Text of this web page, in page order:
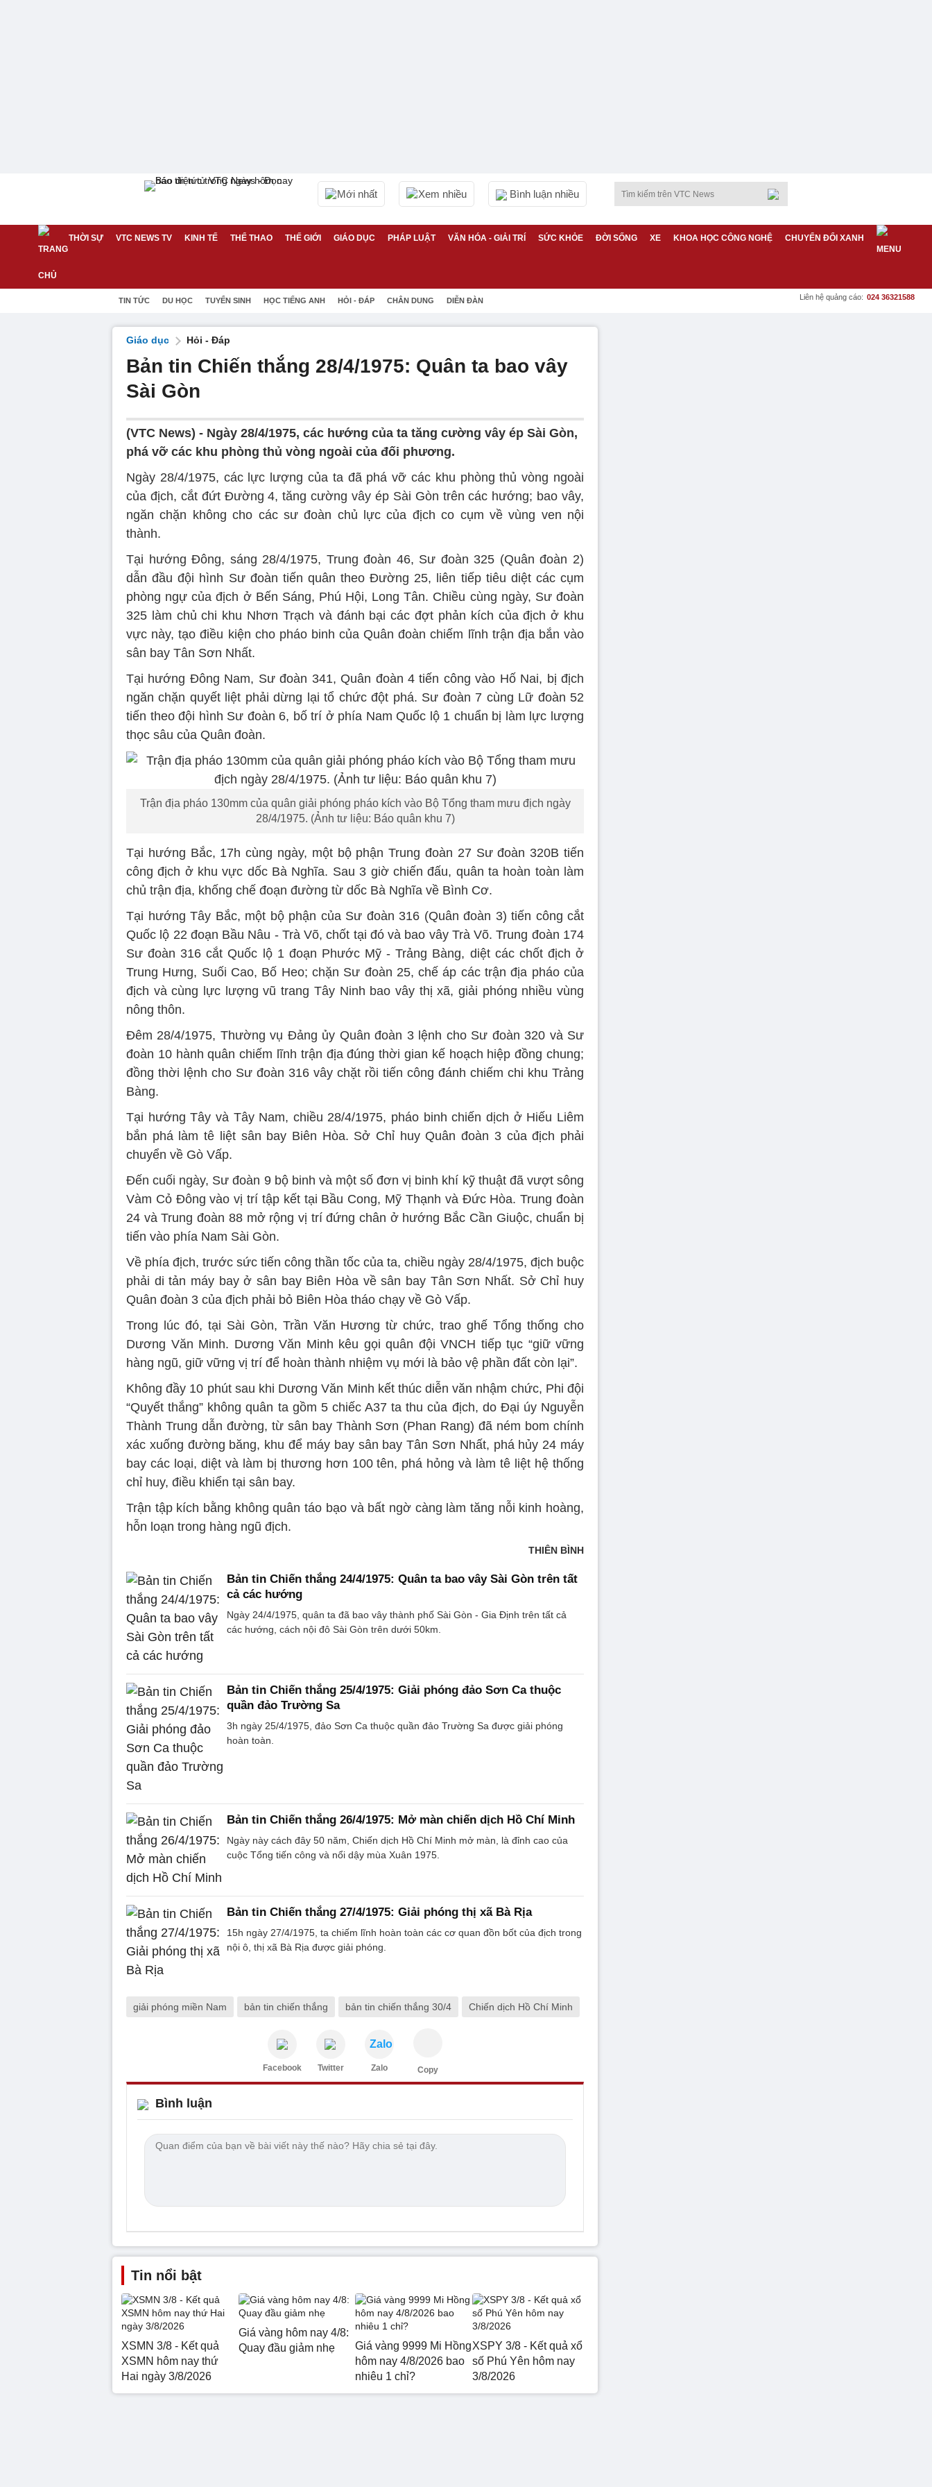
Mới nhất Xem nhiều Bình luận nhiều
THỜI SỰ VTC NEWS TV KINH TẾ THỂ THAO THẾ GIỚI GIÁO DỤC PHÁP LUẬT VĂN HÓA - GIẢI TRÍ SỨC KHỎE ĐỜI SỐNG XE KHOA HỌC CÔNG NGHỆ CHUYỂN ĐỔI XANH
TIN TỨC DU HỌC TUYỂN SINH HỌC TIẾNG ANH HỎI - ĐÁP CHÂN DUNG DIỄN ĐÀN Liên hệ quảng cáo: 024 36321588
Giáo dục Hỏi - Đáp
Bản tin Chiến thắng 28/4/1975: Quân ta bao vây
Sài Gòn
(VTC News) - Ngày 28/4/1975, các hướng của ta tăng cường vây ép Sài Gòn,
phá vỡ các khu phòng thủ vòng ngoài của đối phương.
Ngày 28/4/1975, các lực lượng của ta đã phá vỡ các khu phòng thủ vòng ngoài
của địch, cắt đứt Đường 4, tăng cường vây ép Sài Gòn trên các hướng; bao vây,
ngăn chặn không cho các sư đoàn chủ lực của địch co cụm về vùng ven nội
thành.
Tại hướng Đông, sáng 28/4/1975, Trung đoàn 46, Sư đoàn 325 (Quân đoàn 2)
dẫn đầu đội hình Sư đoàn tiến quân theo Đường 25, liên tiếp tiêu diệt các cụm
phòng ngự của địch ở Bến Sáng, Phú Hội, Long Tân. Chiều cùng ngày, Sư đoàn
325 làm chủ chi khu Nhơn Trạch và đánh bại các đợt phản kích của địch ở khu
vực này, tạo điều kiện cho pháo binh của Quân đoàn chiếm lĩnh trận địa bắn vào
sân bay Tân Sơn Nhất.
Tại hướng Đông Nam, Sư đoàn 341, Quân đoàn 4 tiến công vào Hố Nai, bị địch
ngăn chặn quyết liệt phải dừng lại tổ chức đột phá. Sư đoàn 7 cùng Lữ đoàn 52
tiến theo đội hình Sư đoàn 6, bố trí ở phía Nam Quốc lộ 1 chuẩn bị làm lực lượng
thọc sâu của Quân đoàn.
Trận địa pháo 130mm của quân giải phóng pháo kích vào Bộ Tổng tham mưu địch ngày
28/4/1975. (Ảnh tư liệu: Báo quân khu 7)
Tại hướng Bắc, 17h cùng ngày, một bộ phận Trung đoàn 27 Sư đoàn 320B tiến
công địch ở khu vực dốc Bà Nghĩa. Sau 3 giờ chiến đấu, quân ta hoàn toàn làm
chủ trận địa, khống chế đoạn đường từ dốc Bà Nghĩa về Bình Cơ.
Tại hướng Tây Bắc, một bộ phận của Sư đoàn 316 (Quân đoàn 3) tiến công cắt
Quốc lộ 22 đoạn Bầu Nâu - Trà Võ, chốt tại đó và bao vây Trà Võ. Trung đoàn 174
Sư đoàn 316 cắt Quốc lộ 1 đoạn Phước Mỹ - Trảng Bàng, diệt các chốt địch ở
Trung Hưng, Suối Cao, Bố Heo; chặn Sư đoàn 25, chế áp các trận địa pháo của
địch và cùng lực lượng vũ trang Tây Ninh bao vây thị xã, giải phóng nhiều vùng
nông thôn.
Đêm 28/4/1975, Thường vụ Đảng ủy Quân đoàn 3 lệnh cho Sư đoàn 320 và Sư
đoàn 10 hành quân chiếm lĩnh trận địa đúng thời gian kế hoạch hiệp đồng chung;
đồng thời lệnh cho Sư đoàn 316 vây chặt rồi tiến công đánh chiếm chi khu Trảng
Bàng.
Tại hướng Tây và Tây Nam, chiều 28/4/1975, pháo binh chiến dịch ở Hiếu Liêm
bắn phá làm tê liệt sân bay Biên Hòa. Sở Chỉ huy Quân đoàn 3 của địch phải
chuyển về Gò Vấp.
Đến cuối ngày, Sư đoàn 9 bộ binh và một số đơn vị binh khí kỹ thuật đã vượt sông
Vàm Cỏ Đông vào vị trí tập kết tại Bầu Cong, Mỹ Thạnh và Đức Hòa. Trung đoàn
24 và Trung đoàn 88 mở rộng vị trí đứng chân ở hướng Bắc Cần Giuộc, chuẩn bị
tiến vào phía Nam Sài Gòn.
Về phía địch, trước sức tiến công thần tốc của ta, chiều ngày 28/4/1975, địch buộc
phải di tản máy bay ở sân bay Biên Hòa về sân bay Tân Sơn Nhất. Sở Chỉ huy
Quân đoàn 3 của địch phải bỏ Biên Hòa tháo chạy về Gò Vấp.
Trong lúc đó, tại Sài Gòn, Trần Văn Hương từ chức, trao ghế Tổng thống cho
Dương Văn Minh. Dương Văn Minh kêu gọi quân đội VNCH tiếp tục “giữ vững
hàng ngũ, giữ vững vị trí để hoàn thành nhiệm vụ mới là bảo vệ phần đất còn lại”.
Không đầy 10 phút sau khi Dương Văn Minh kết thúc diễn văn nhậm chức, Phi đội
“Quyết thắng” không quân ta gồm 5 chiếc A37 ta thu của địch, do Đại úy Nguyễn
Thành Trung dẫn đường, từ sân bay Thành Sơn (Phan Rang) đã ném bom chính
xác xuống đường băng, khu để máy bay sân bay Tân Sơn Nhất, phá hủy 24 máy
bay các loại, diệt và làm bị thương hơn 100 tên, phá hỏng và làm tê liệt hệ thống
chỉ huy, điều khiển tại sân bay.
Trận tập kích bằng không quân táo bạo và bất ngờ càng làm tăng nỗi kinh hoàng,
hỗn loạn trong hàng ngũ địch.
THIÊN BÌNH
Bản tin Chiến thắng 24/4/1975: Quân ta bao vây Sài Gòn trên tất
cả các hướng
Ngày 24/4/1975, quân ta đã bao vây thành phố Sài Gòn - Gia Định trên tất cả
các hướng, cách nội đô Sài Gòn trên dưới 50km.
Bản tin Chiến thắng 25/4/1975: Giải phóng đảo Sơn Ca thuộc
quần đảo Trường Sa
3h ngày 25/4/1975, đảo Sơn Ca thuộc quần đảo Trường Sa được giải phóng
hoàn toàn.
Bản tin Chiến thắng 26/4/1975: Mở màn chiến dịch Hồ Chí Minh
Ngày này cách đây 50 năm, Chiến dịch Hồ Chí Minh mở màn, là đỉnh cao của
cuộc Tổng tiến công và nổi dậy mùa Xuân 1975.
Bản tin Chiến thắng 27/4/1975: Giải phóng thị xã Bà Rịa
15h ngày 27/4/1975, ta chiếm lĩnh hoàn toàn các cơ quan đồn bốt của địch trong
nội ô, thị xã Bà Rịa được giải phóng.
giải phóng miền Nam bản tin chiến thắng bản tin chiến thắng 30/4 Chiến dịch Hồ Chí Minh
Facebook Twitter
Zalo
Zalo Copy
Bình luận
Tin nổi bật
XSMN 3/8 - Kết quả
XSMN hôm nay thứ
Hai ngày 3/8/2026
Giá vàng hôm nay 4/8:
Quay đầu giảm nhẹ
Giá vàng 9999 Mi Hồng
hôm nay 4/8/2026 bao
nhiêu 1 chỉ?
XSPY 3/8 - Kết quả xổ
số Phú Yên hôm nay
3/8/2026